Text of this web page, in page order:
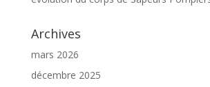
Archives
mars 2026
décembre 2025